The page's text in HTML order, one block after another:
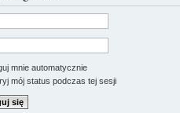
mnie automatycznie
mój status podczas tej sesji